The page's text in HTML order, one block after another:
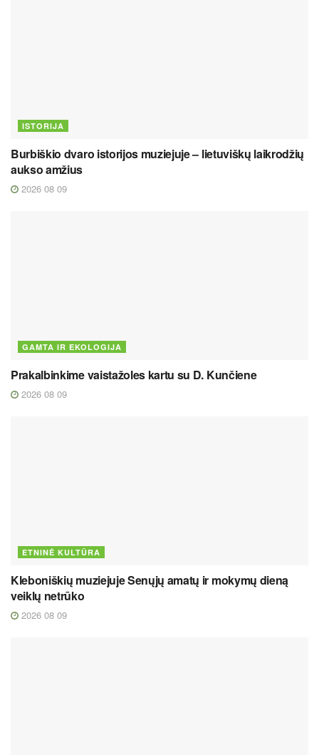
ISTORIJA
Burbiškio dvaro istorijos muziejuje – lietuviškų laikrodžių
aukso amžius
2026 08 09
GAMTA IR EKOLOGIJA
Prakalbinkime vaistažoles kartu su D. Kunčiene
2026 08 09
ETNINĖ KULTŪRA
Kleboniškių muziejuje Senųjų amatų ir mokymų dieną
veiklų netrūko
2026 08 09